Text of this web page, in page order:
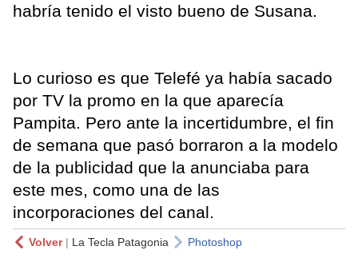
habría tenido el visto bueno de Susana.
Lo curioso es que Telefé ya había sacado
por TV la promo en la que aparecía
Pampita. Pero ante la incertidumbre, el fin
de semana que pasó borraron a la modelo
de la publicidad que la anunciaba para
este mes, como una de las
incorporaciones del canal.
Volver| La Tecla Patagonia Photoshop